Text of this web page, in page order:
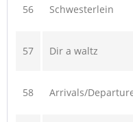
56 Schwesterlein
57 Dir a waltz
58 Arrivals/